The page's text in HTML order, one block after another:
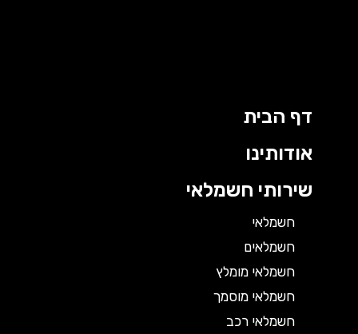
דף הבית
אודותינו
שירותי חשמלאי
חשמלאי
חשמלאים
חשמלאי מומלץ
חשמלאי מוסמך
חשמלאי רכב